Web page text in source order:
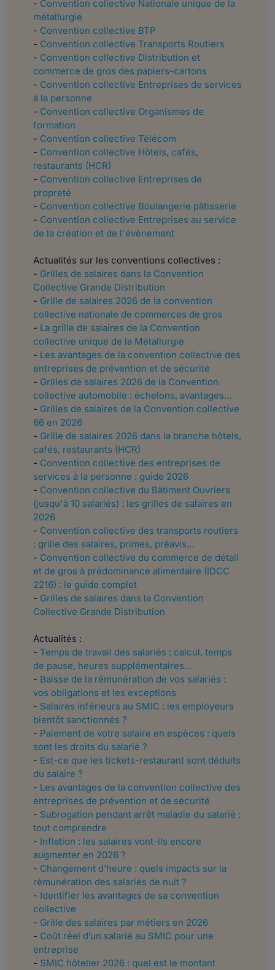
- Convention collective Nationale unique de la
métallurgie
- Convention collective BTP
- Convention collective Transports Routiers
- Convention collective Distribution et
commerce de gros des papiers-cartons
- Convention collective Entreprises de services
à la personne
- Convention collective Organismes de
formation
- Convention collective Télécom
- Convention collective Hôtels, cafés,
restaurants (HCR)
- Convention collective Entreprises de
propreté
- Convention collective Boulangerie pâtisserie
- Convention collective Entreprises au service
de la création et de l'évènement
Actualités sur les conventions collectives :
- Grilles de salaires dans la Convention
Collective Grande Distribution
- Grille de salaires 2026 de la convention
collective nationale de commerces de gros
- La grille de salaires de la Convention
collective unique de la Métallurgie
- Les avantages de la convention collective des
entreprises de prévention et de sécurité
- Grilles de salaires 2026 de la Convention
collective automobile : échelons, avantages...
- Grilles de salaires de la Convention collective
66 en 2026
- Grille de salaires 2026 dans la branche hôtels,
cafés, restaurants (HCR)
- Convention collective des entreprises de
services à la personne : guide 2026
- Convention collective du Bâtiment Ouvriers
(jusqu'à 10 salariés) : les grilles de salaires en
2026
- Convention collective des transports routiers
: grille des salaires, primes, préavis...
- Convention collective du commerce de détail
et de gros à prédominance alimentaire (IDCC
2216) : le guide complet
- Grilles de salaires dans la Convention
Collective Grande Distribution
Actualités :
- Temps de travail des salariés : calcul, temps
de pause, heures supplémentaires...
- Baisse de la rémunération de vos salariés :
vos obligations et les exceptions
- Salaires inférieurs au SMIC : les employeurs
bientôt sanctionnés ?
- Paiement de votre salaire en espèces : quels
sont les droits du salarié ?
- Est-ce que les tickets-restaurant sont déduits
du salaire ?
- Les avantages de la convention collective des
entreprises de prévention et de sécurité
- Subrogation pendant arrêt maladie du salarié :
tout comprendre
- Inflation : les salaires vont-ils encore
augmenter en 2026 ?
- Changement d’heure : quels impacts sur la
rémunération des salariés de nuit ?
- Identifier les avantages de sa convention
collective
- Grille des salaires par métiers en 2026
- Coût réel d’un salarié au SMIC pour une
entreprise
- SMIC hôtelier 2026 : quel est le montant